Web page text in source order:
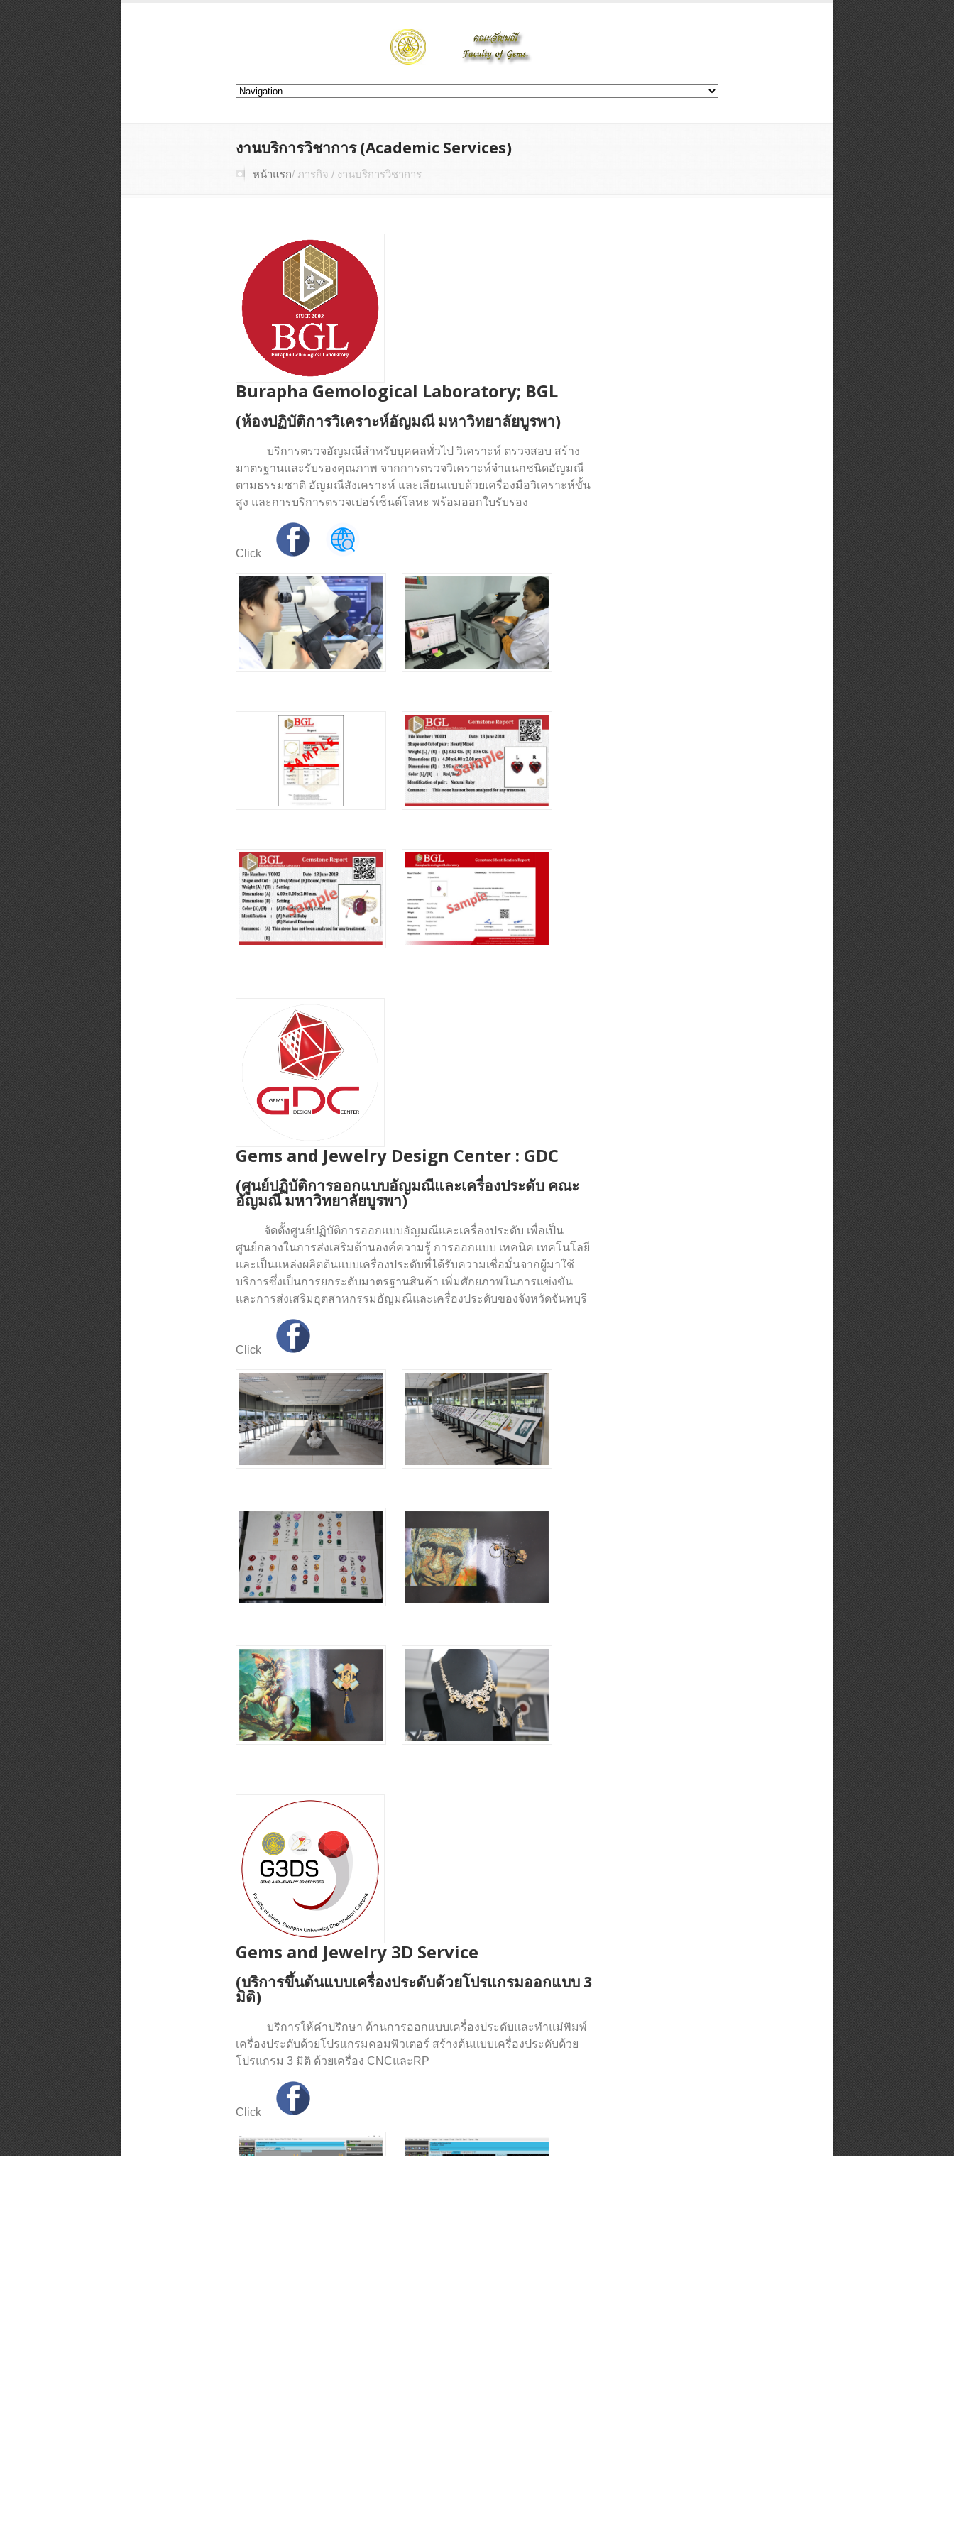
งานบริการวิชาการ (Academic Services)
หน้าแรก/ ภารกิจ / งานบริการวิชาการ
Burapha Gemological Laboratory; BGL
(ห้องปฏิบัติการวิเคราะห์อัญมณี มหาวิทยาลัยบูรพา)
บริการตรวจอัญมณีสำหรับบุคคลทั่วไป วิเคราะห์ ตรวจสอบ สร้าง
มาตรฐานและรับรองคุณภาพ จากการตรวจวิเคราะห์จำแนกชนิดอัญมณี
ตามธรรมชาติ อัญมณีสังเคราะห์ และเลียนแบบด้วยเครื่องมือวิเคราะห์ขั้น
สูง และการบริการตรวจเปอร์เซ็นต์โลหะ พร้อมออกใบรับรอง
Click
Gems and Jewelry Design Center : GDC
(ศูนย์ปฏิบัติการออกแบบอัญมณีและเครื่องประดับ คณะ
อัญมณี มหาวิทยาลัยบูรพา)
จัดตั้งศูนย์ปฏิบัติการออกแบบอัญมณีและเครื่องประดับ เพื่อเป็น
ศูนย์กลางในการส่งเสริมด้านองค์ความรู้ การออกแบบ เทคนิค เทคโนโลยี
และเป็นแหล่งผลิตต้นแบบเครื่องประดับที่ได้รับความเชื่อมั่นจากผู้มาใช้
บริการซึ่งเป็นการยกระดับมาตรฐานสินค้า เพิ่มศักยภาพในการแข่งขัน
และการส่งเสริมอุตสาหกรรมอัญมณีและเครื่องประดับของจังหวัดจันทบุรี
Click
Gems and Jewelry 3D Service
(บริการขึ้นต้นแบบเครื่องประดับด้วยโปรแกรมออกแบบ 3
มิติ)
บริการให้คำปรึกษา ด้านการออกแบบเครื่องประดับและทำแม่พิมพ์
เครื่องประดับด้วยโปรแกรมคอมพิวเตอร์ สร้างต้นแบบเครื่องประดับด้วย
โปรแกรม 3 มิติ ด้วยเครื่อง CNCและRP
Click